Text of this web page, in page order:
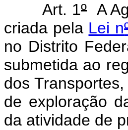
Art. 1º A
criada pela Lei n
no Distrito
submetida ao
dos
de exploração
da atividade de